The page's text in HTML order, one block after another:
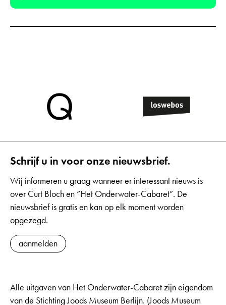
Schrijf u in voor onze nieuwsbrief.
Wij informeren u graag wanneer er interessant nieuws is
over Curt Bloch en “Het Onderwater-Cabaret”. De
nieuwsbrief is gratis en kan op elk moment worden
opgezegd.
aanmelden
Alle uitgaven van Het Onderwater-Cabaret zijn eigendom
van de Stichting Joods Museum Berlijn. (Joods Museum